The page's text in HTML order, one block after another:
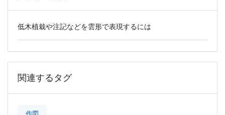
低木植栽や注記などを雲形で表現するには
関連するタグ